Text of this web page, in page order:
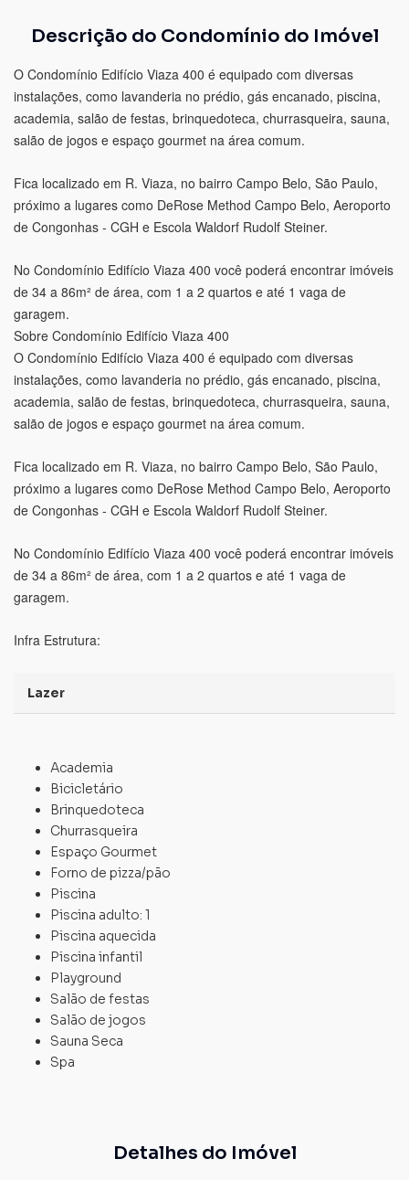
Descrição do Condomínio do Imóvel
O Condomínio Edifício Viaza 400 é equipado com diversas
instalações, como lavanderia no prédio, gás encanado, piscina,
academia, salão de festas, brinquedoteca, churrasqueira, sauna,
salão de jogos e espaço gourmet na área comum.
Fica localizado em R. Viaza, no bairro Campo Belo, São Paulo,
próximo a lugares como DeRose Method Campo Belo, Aeroporto
de Congonhas - CGH e Escola Waldorf Rudolf Steiner.
No Condomínio Edifício Viaza 400 você poderá encontrar imóveis
de 34 a 86m² de área, com 1 a 2 quartos e até 1 vaga de
garagem.
Sobre Condomínio Edifício Viaza 400
O Condomínio Edifício Viaza 400 é equipado com diversas
instalações, como lavanderia no prédio, gás encanado, piscina,
academia, salão de festas, brinquedoteca, churrasqueira, sauna,
salão de jogos e espaço gourmet na área comum.
Fica localizado em R. Viaza, no bairro Campo Belo, São Paulo,
próximo a lugares como DeRose Method Campo Belo, Aeroporto
de Congonhas - CGH e Escola Waldorf Rudolf Steiner.
No Condomínio Edifício Viaza 400 você poderá encontrar imóveis
de 34 a 86m² de área, com 1 a 2 quartos e até 1 vaga de
garagem.
Infra Estrutura:
Lazer
Academia
Bicicletário
Brinquedoteca
Churrasqueira
Espaço Gourmet
Forno de pizza/pão
Piscina
Piscina adulto: 1
Piscina aquecida
Piscina infantil
Playground
Salão de festas
Salão de jogos
Sauna Seca
Spa
Detalhes do Imóvel